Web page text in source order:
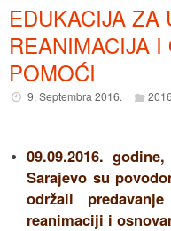
EDUKACIJA ZA
REANIMACIJA
POMOĆI
9. Septembra 2016.
09.09.2016.
Sarajevo su
održali
reanimaciji i